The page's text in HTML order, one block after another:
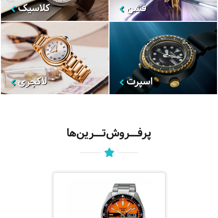
فشن کلاسیک
اسپرت لاکچری
پرفــروش‌تــرین‌ها